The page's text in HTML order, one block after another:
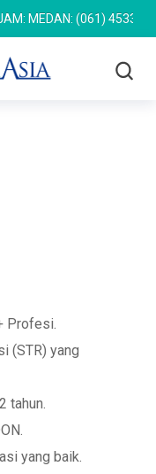
MEDAN: (061) 4533 636
Profesi.
(STR) yang
tahun.
yang baik.